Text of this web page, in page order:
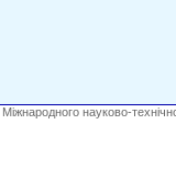
науково-